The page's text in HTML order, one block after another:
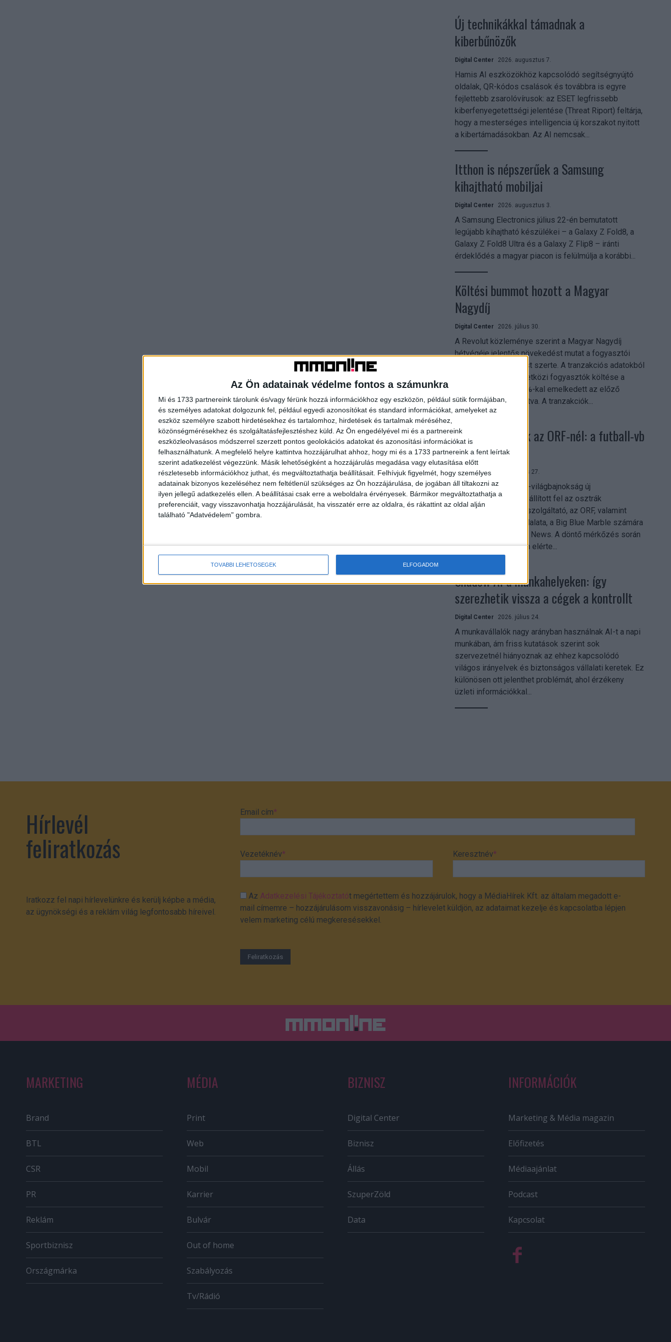
Az Ön adatainak védelme fontos a számunkra
Mi és 1733 partnereink tárolunk és/vagy férünk hozzá információkhoz egy eszközön, például sütik formájában,
és személyes adatokat dolgozunk fel, például egyedi azonosítókat és standard információkat, amelyeket az
eszköz személyre szabott hirdetésekhez és tartalomhoz, hirdetések és tartalmak méréséhez,
közönségmérésekhez és szolgáltatásfejlesztéshez küld. Az Ön engedélyével mi és a partnereink
eszközleolvasásos módszerrel szerzett pontos geolokációs adatokat és azonosítási információkat is
felhasználhatunk. A megfelelő helyre kattintva hozzájárulhat ahhoz, hogy mi és a 1733 partnereink a fent leírtak
szerint adatkezelést végezzünk. Másik lehetőségként a hozzájárulás megadása vagy elutasítása előtt
részletesebb információkhoz juthat, és megváltoztathatja beállításait. Felhívjuk figyelmét, hogy személyes
adatainak bizonyos kezeléséhez nem feltétlenül szükséges az Ön hozzájárulása, de jogában áll tiltakozni az
ilyen jellegű adatkezelés ellen. A beállításai csak erre a weboldalra érvényesek. Bármikor megváltoztathatja a
preferenciáit, vagy visszavonhatja hozzájárulását, ha visszatér erre az oldalra, és rákattint az oldal alján
található "Adatvédelem" gombra.
TOVÁBBI LEHETŐSÉGEK ELFOGADOM
Új technikákkal támadnak a
kiberbűnözők
Digital Center 2026. augusztus 7.
Hamis AI eszközökhöz kapcsolódó segítségnyújtó
oldalak, QR-kódos csalások és továbbra is egyre
fejlettebb zsarolóvírusok: az ESET legfrissebb
kiberfenyegetettségi jelentése (Threat Riport) feltárja,
hogy a mesterséges intelligencia új korszakot nyitott
a kibertámadásokban. Az AI nemcsak...
Itthon is népszerűek a Samsung
kihajtható mobiljai
Digital Center 2026. augusztus 3.
A Samsung Electronics július 22-én bemutatott
legújabb kihajtható készülékei – a Galaxy Z Fold8, a
Galaxy Z Fold8 Ultra és a Galaxy Z Flip8 – iránti
érdeklődés a magyar piacon is felülmúlja a korábbi...
Költési bummot hozott a Magyar
Nagydíj
Digital Center 2026. július 30.
A Revolut közleménye szerint a Magyar Nagydíj
hétvégéje jelentős növekedést mutat a fogyasztói
aktivitásban Budapest szerte. A tranzakciós adatokból
kiderül, hogy a nemzetközi fogyasztók költése a
versenyhétvégén 26%-kal emelkedett az előző
hétvégéhez viszonyítva. A tranzakciók...
Rekordok dőltek az ORF-nél: a futball-vb
mindent vitt
Digital Center 2026. július 27.
A 2026-os labdarúgó-világbajnokság új
streamingrekordokat állított fel az osztrák
közszolgálati műsorszolgáltató, az ORF, valamint
technológiai leányvállalata, a Big Blue Marble számára
– írja a Broadband TV News. A döntő mérkőzés során
az átlagos nézőszám elérte...
Shadow AI a munkahelyeken: így
szerezhetik vissza a cégek a kontrollt
Digital Center 2026. július 24.
A munkavállalók nagy arányban használnak AI-t a napi
munkában, ám friss kutatások szerint sok
szervezetnél hiányoznak az ehhez kapcsolódó
világos irányelvek és biztonságos vállalati keretek. Ez
különösen ott jelenthet problémát, ahol érzékeny
üzleti információkkal...
Hírlevél
feliratkozás
Iratkozz fel napi hírlevelünkre és kerülj képbe a média,
az ügynökségi és a reklám világ legfontosabb híreivel.
Email cím*
Vezetéknév* Keresztnév*
AzAdatkezelési Tájékoztatót megértettem és hozzájárulok, hogy a MédiaHírek Kft. az általam megadott e-
mail címemre – hozzájárulásom visszavonásig – hírlevelet küldjön, az adataimat kezelje és kapcsolatba lépjen
velem marketing célú megkeresésekkel.
MARKETING
Brand
BTL
CSR
PR
Reklám
Sportbiznisz
Országmárka
MÉDIA
Print
Web
Mobil
Karrier
Bulvár
Out of home
Szabályozás
Tv/Rádió
BIZNISZ
Digital Center
Biznisz
Állás
SzuperZöld
Data
INFORMÁCIÓK
Marketing & Média magazin
Előfizetés
Médiaajánlat
Podcast
Kapcsolat